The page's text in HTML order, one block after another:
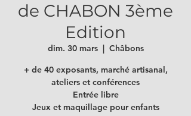
de CHABON 3ème
Edition
dim. 30 mars
  |
Châbons
+ de 40 exposants, marché artisanal,
ateliers et conférences
Entrée libre
Jeux et maquillage pour enfants